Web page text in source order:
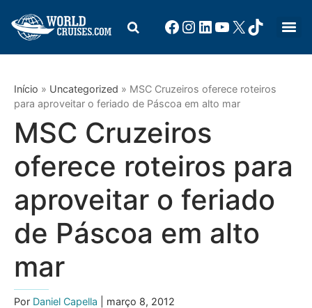
Início » Uncategorized » MSC Cruzeiros oferece roteiros
para aproveitar o feriado de Páscoa em alto mar
MSC Cruzeiros
oferece roteiros para
aproveitar o feriado
de Páscoa em alto
mar
Por Daniel Capella | março 8, 2012